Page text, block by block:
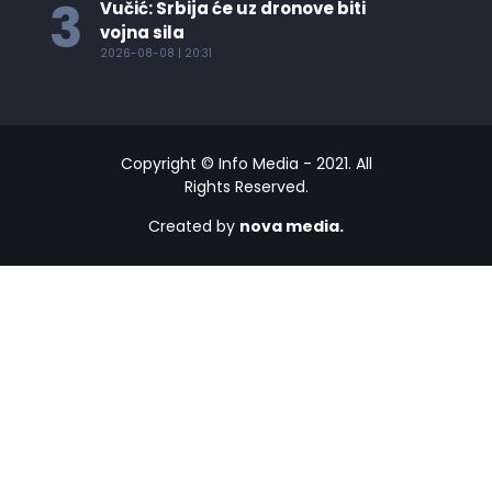
3
Vučić: Srbija će uz dronove biti
vojna sila
2026-08-08 | 20:31
Copyright © Info Media - 2021. All
Rights Reserved.
Created by nova media.